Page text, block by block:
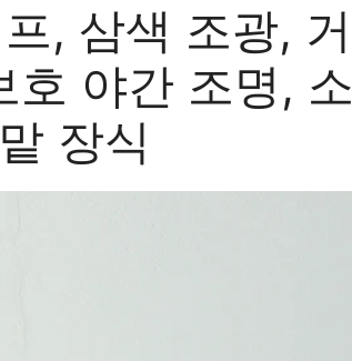
, 삼색 조광, 거
호 야간 조명, 소
장식